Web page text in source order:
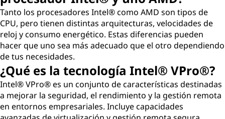
Tanto los procesadores Intel® como AMD son tipos de
CPU, pero tienen distintas arquitecturas, velocidades de
reloj y consumo energético. Estas diferencias pueden
hacer que uno sea más adecuado que el otro dependiendo
de tus necesidades.
¿Qué es la tecnología Intel® VPro®?
Intel® VPro® es un conjunto de características destinadas
a mejorar la seguridad, el rendimiento y la gestión remota
en entornos empresariales. Incluye capacidades